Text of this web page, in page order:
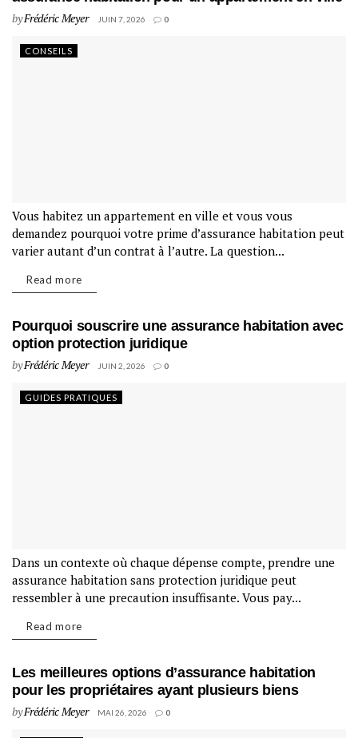
byFrédéric Meyer JUIN 7, 2026 0
CONSEILS
Vous habitez un appartement en ville et vous vous
demandez pourquoi votre prime d’assurance habitation peut
varier autant d’un contrat à l’autre. La question...
Read more
Pourquoi souscrire une assurance habitation avec
option protection juridique
byFrédéric Meyer JUIN 2, 2026 0
GUIDES PRATIQUES
Dans un contexte où chaque dépense compte, prendre une
assurance habitation sans protection juridique peut
ressembler à une precaution insuffisante. Vous pay...
Read more
Les meilleures options d’assurance habitation
pour les propriétaires ayant plusieurs biens
byFrédéric Meyer MAI 26, 2026 0